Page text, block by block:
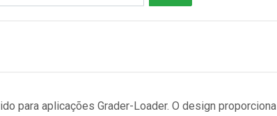
para aplicações Grader-Loader. O design proporciona